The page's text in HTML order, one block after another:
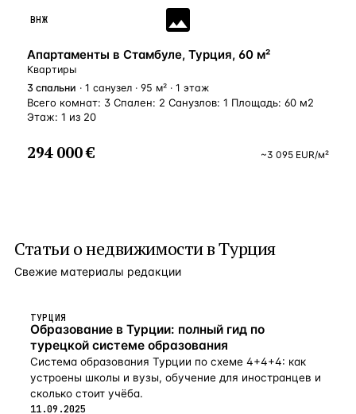
ВНЖ
Апартаменты в Стамбуле, Турция, 60 м²
Квартиры
3 спальни · 1 санузел · 95 м² · 1 этаж
Всего комнат: 3 Спален: 2 Санузлов: 1 Площадь: 60 м2
Этаж: 1 из 20
294 000 € ~3 095 EUR/м²
Статьи онедвижимости в Турция
Свежие материалы редакции
ТУРЦИЯ
Образование в Турции: полный гид по
турецкой системе образования
Система образования Турции по схеме 4+4+4: как
устроены школы и вузы, обучение для иностранцев и
сколько стоит учёба.
11.09.2025